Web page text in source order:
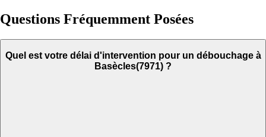
Questions Fréquemment Posées
Quel est votre délai d'intervention pour un débouchage à
Basècles(7971) ?